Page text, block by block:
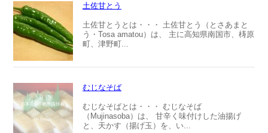
土佐甘とう
土佐甘とうとは・・・ 土佐甘とう（とさあまと
う・Tosa amatou）は、 主に高知県南国市、梼原
町、津野町...
むじなそば
むじなそばとは・・・ むじなそば
（Mujinasoba）は、 甘辛く味付けした油揚げ
と、天かす（揚げ玉）を、い...